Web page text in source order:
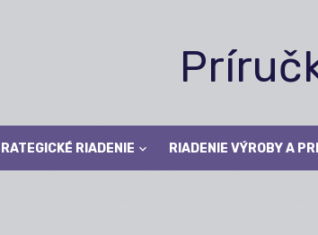
RIADENIE RIADENIE VÝROBY A